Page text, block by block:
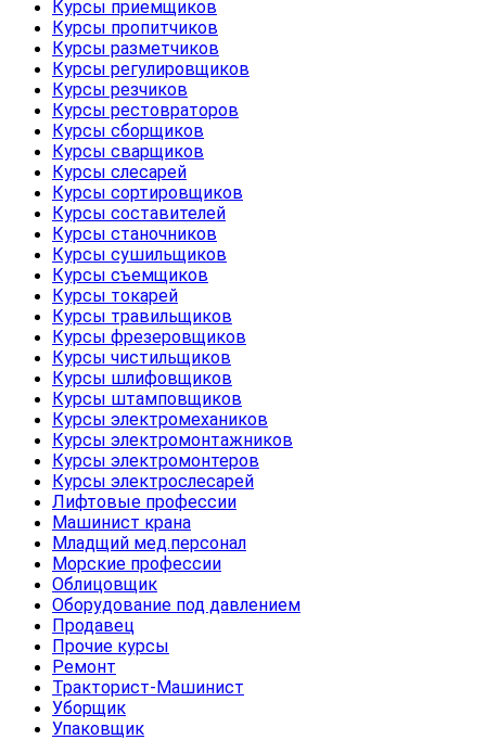
Курсы приемщиков
Курсы пропитчиков
Курсы разметчиков
Курсы регулировщиков
Курсы резчиков
Курсы рестовраторов
Курсы сборщиков
Курсы сварщиков
Курсы слесарей
Курсы сортировщиков
Курсы составителей
Курсы станочников
Курсы сушильщиков
Курсы съемщиков
Курсы токарей
Курсы травильщиков
Курсы фрезеровщиков
Курсы чистильщиков
Курсы шлифовщиков
Курсы штамповщиков
Курсы электромехаников
Курсы электромонтажников
Курсы электромонтеров
Курсы электрослесарей
Лифтовые профессии
Машинист крана
Младщий мед.персонал
Морские профессии
Облицовщик
Оборудование под давлением
Продавец
Прочие курсы
Ремонт
Тракторист-Машинист
Уборщик
Упаковщик